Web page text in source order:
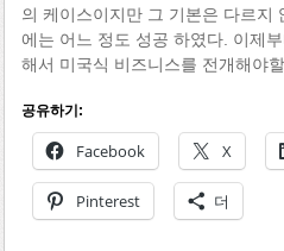
의 케이스이지만 그 기본은 다르지
에는 어느 정도 성공 하였다. 이제
해서 미국식 비즈니스를 전개해야
공유하기:
Facebook X
Pinterest 더